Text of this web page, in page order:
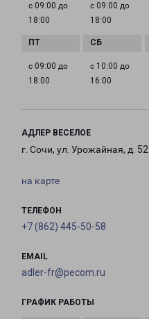
с 09:00 до
18:00
с 09:00 до
18:00
с 09:00 до
18:00
с 10:00 до
16:00
АДЛЕР ВЕСЕЛОЕ
г. Сочи, ул. Урожайная, д. 52
на карте
ТЕЛЕФОН
+7 (862) 445-50-58
EMAIL
adler-fr@pecom.ru
ГРАФИК РАБОТЫ